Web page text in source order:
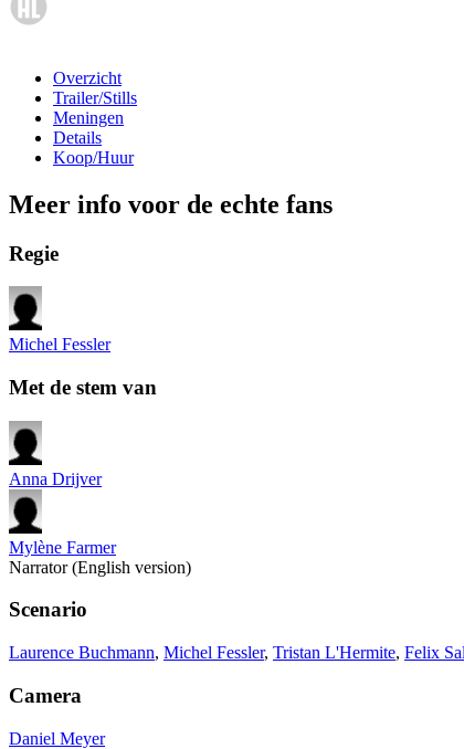
Overzicht
Trailer/Stills
Meningen
Details
Koop/Huur
Meer info voor de echte fans
Regie
Michel Fessler
Met de stem van
Anna Drijver
Mylène Farmer
Narrator (English version)
Scenario
Laurence Buchmann, Michel Fessler, Tristan L'Hermite, Felix
Camera
Daniel Meyer